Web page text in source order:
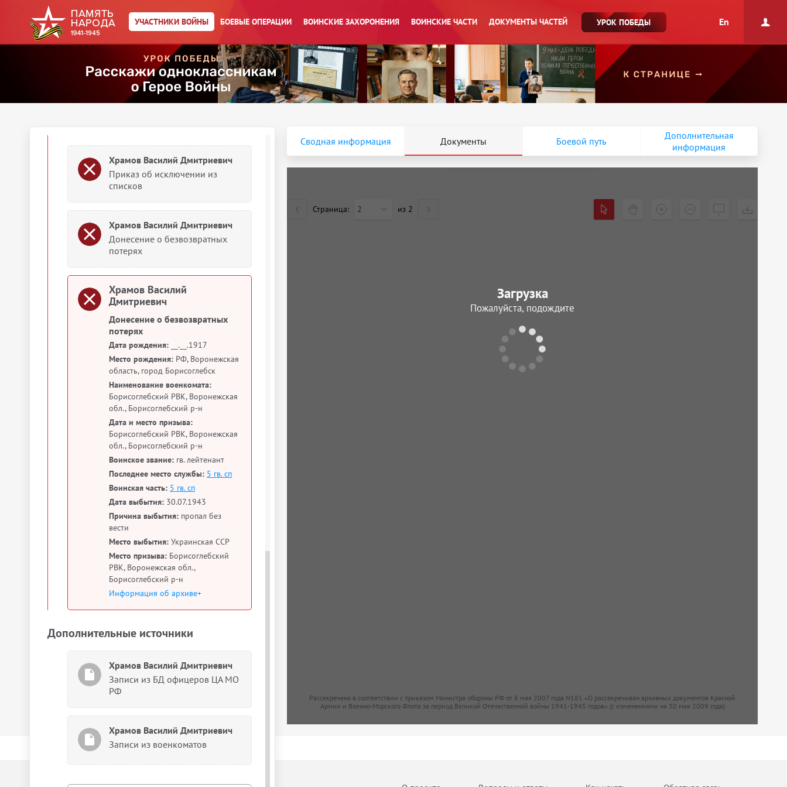
УЧАСТНИКИ ВОЙНЫ БОЕВЫЕ ОПЕРАЦИИ ВОИНСКИЕ ЗАХОРОНЕНИЯ ВОИНСКИЕ ЧАСТИ ДОКУМЕНТЫ ЧАСТЕЙ УРОК ПОБЕДЫ En
Именной список части
Храмов Василий Дмитриевич
Именной список части
1943
Храмов Василий Дмитриевич
Приказ об исключении из
списков
Храмов Василий Дмитриевич
Донесение о безвозвратных
потерях
Храмов Василий
Дмитриевич
Донесение о безвозвратных
потерях
Дата рождения: __.__.1917
Место рождения: РФ, Воронежская
область, город Борисоглебск
Наименование военкомата:
Борисоглебский РВК, Воронежская
обл., Борисоглебский р-н
Дата и место призыва:
Борисоглебский РВК, Воронежская
обл., Борисоглебский р-н
Воинское звание: гв. лейтенант
Последнее место службы: 5 гв. сп
Воинская часть: 5 гв. сп
Дата выбытия: 30.07.1943
Причина выбытия: пропал без
вести
Место выбытия: Украинская ССР
Место призыва: Борисоглебский
РВК, Воронежская обл.,
Борисоглебский р-н
Информация об архиве+
Дополнительные источники
Храмов Василий Дмитриевич
Записи из БД офицеров ЦА МО
РФ
Храмов Василий Дмитриевич
Записи из военкоматов
Сводная информация Документы Боевой путь
Дополнительная
информация
Страница: 2 из 2
Рассекречено в соответствии с приказом Министра обороны РФ от 8 мая 2007 года N181 «О рассекречиван архивных документов Красной
Армии и Военно-Морского Флота за период Великой Отечественной войны 1941-1945 годов» (с изменениями на 30 мая 2009 года)
Загрузка
Пожалуйста, подождите